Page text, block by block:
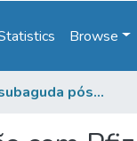
Browse
Tireoidite subaguda pós vacinação com Pfizer/Biontech mrna: relato de caso e revisão da literatura